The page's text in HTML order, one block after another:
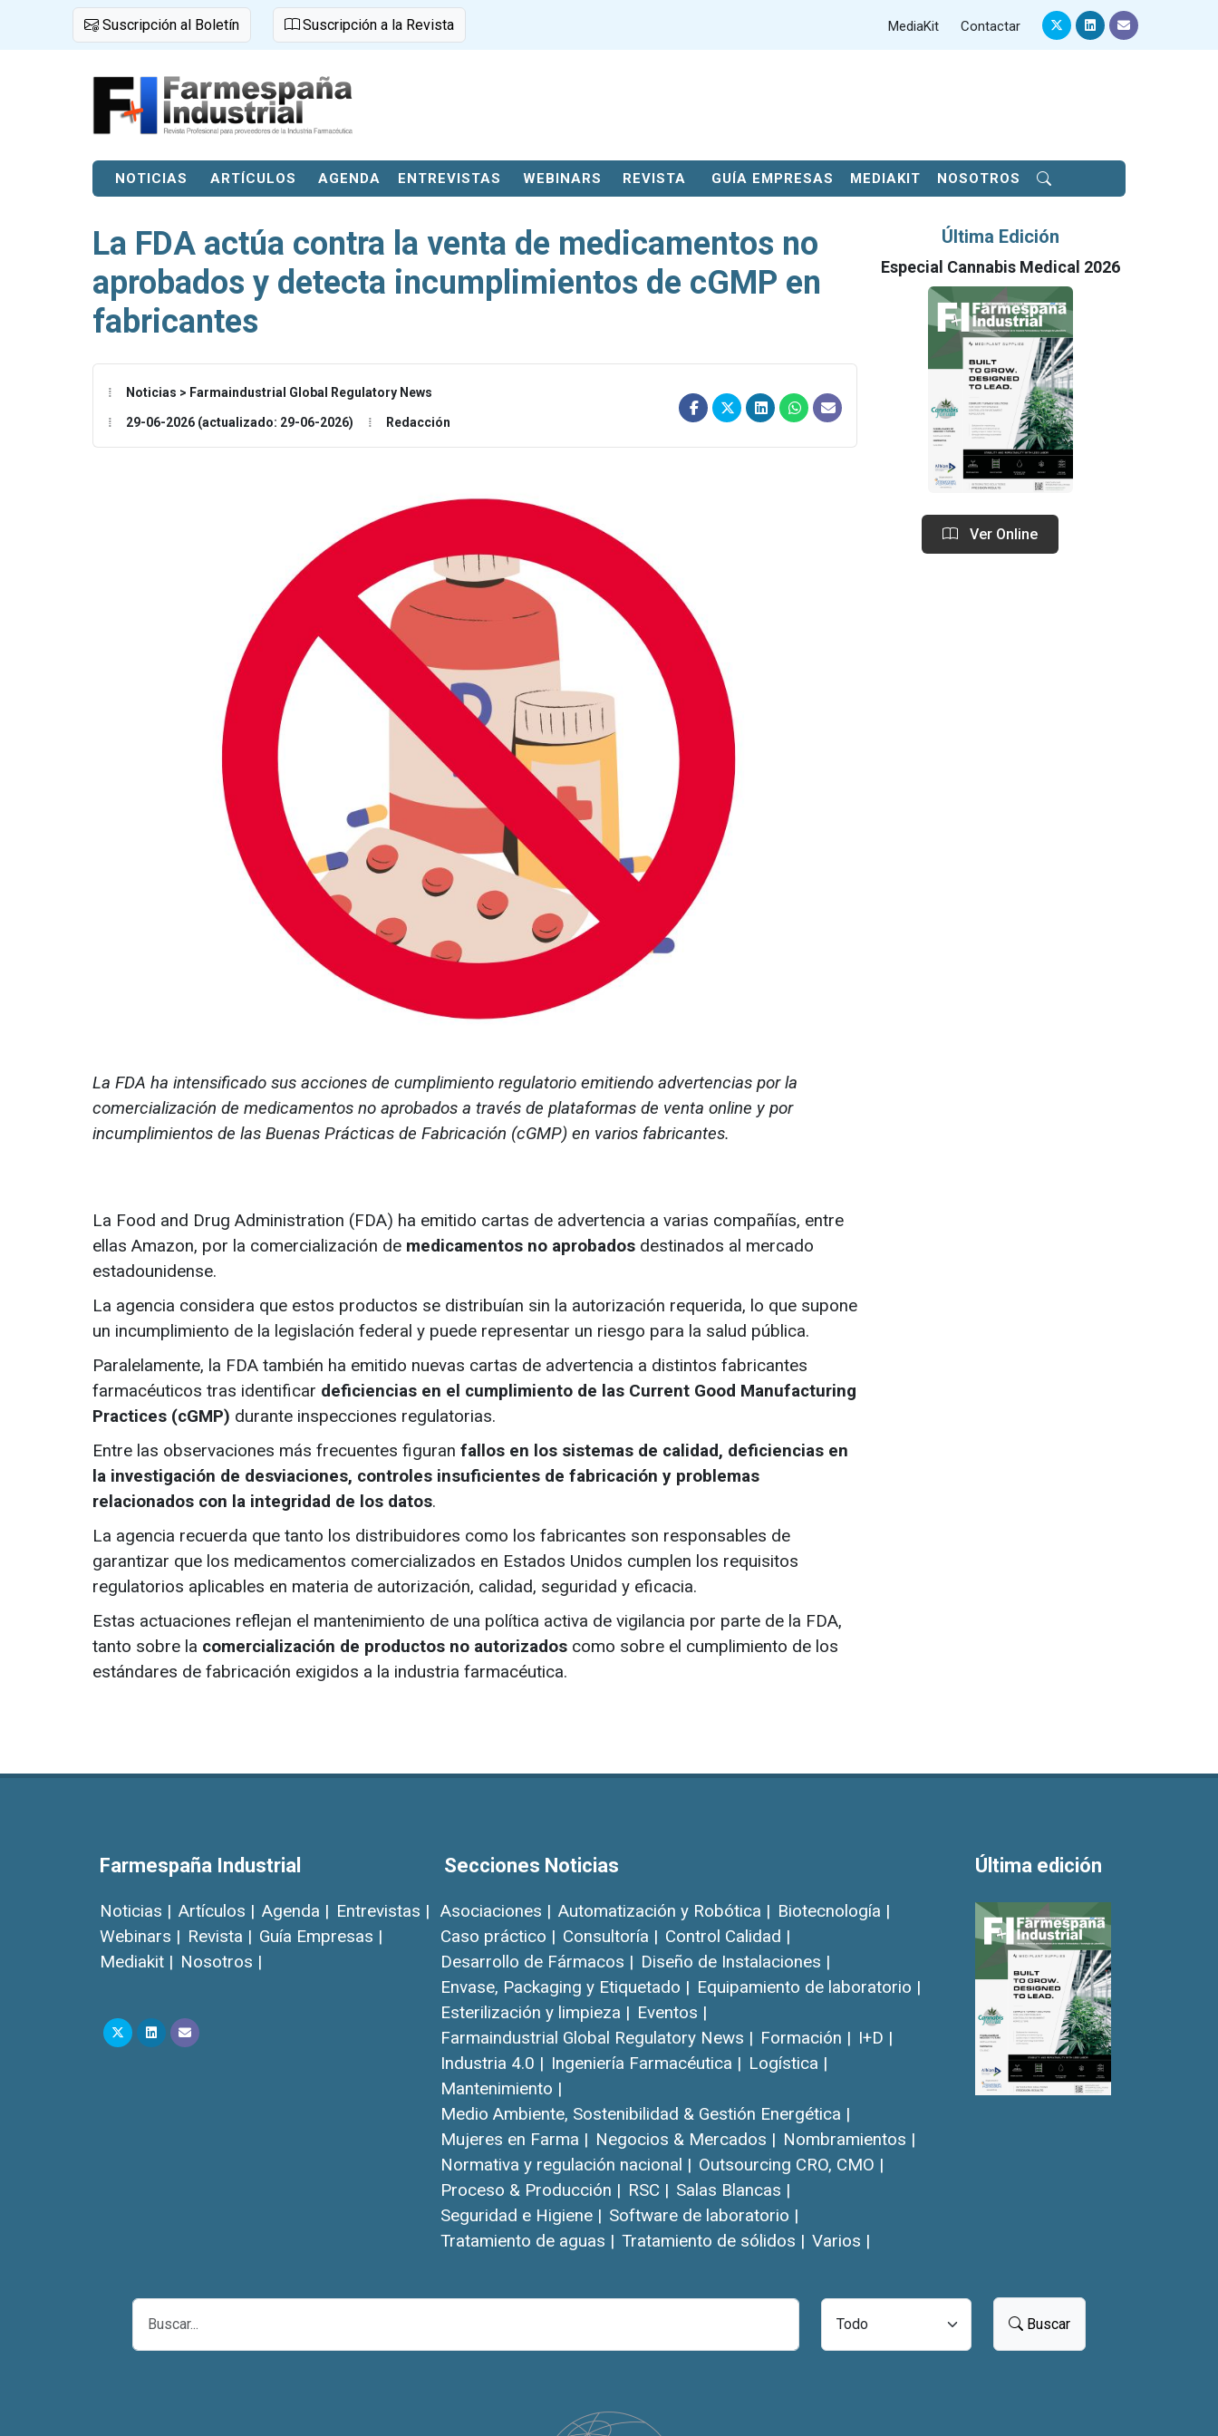
Suscripción al Boletín Suscripción a la Revista MediaKit Contactar
NOTICIAS ARTÍCULOS AGENDA ENTREVISTAS WEBINARS REVISTA GUÍA EMPRESAS MEDIAKIT NOSOTROS
La FDA actúa contra la venta de medicamentos no
aprobados y detecta incumplimientos de cGMP en
fabricantes
Noticias > Farmaindustrial Global Regulatory News
29-06-2026 (actualizado: 29-06-2026) Redacción
La FDA ha intensificado sus acciones de cumplimiento regulatorio emitiendo advertencias por la
comercialización de medicamentos no aprobados a través de plataformas de venta online y por
incumplimientos de las Buenas Prácticas de Fabricación (cGMP) en varios fabricantes.
Última Edición
Especial Cannabis Medical 2026
Ver Online
La Food and Drug Administration (FDA) ha emitido cartas de advertencia a varias compañías, entre
ellas Amazon, por la comercialización de medicamentos no aprobados destinados al mercado
estadounidense.
La agencia considera que estos productos se distribuían sin la autorización requerida, lo que supone
un incumplimiento de la legislación federal y puede representar un riesgo para la salud pública.
Paralelamente, la FDA también ha emitido nuevas cartas de advertencia a distintos fabricantes
farmacéuticos tras identificar deficiencias en el cumplimiento de las Current Good Manufacturing
Practices (cGMP) durante inspecciones regulatorias.
Entre las observaciones más frecuentes figuran fallos en los sistemas de calidad, deficiencias en
la investigación de desviaciones, controles insuficientes de fabricación y problemas
relacionados con la integridad de los datos.
La agencia recuerda que tanto los distribuidores como los fabricantes son responsables de
garantizar que los medicamentos comercializados en Estados Unidos cumplen los requisitos
regulatorios aplicables en materia de autorización, calidad, seguridad y eficacia.
Estas actuaciones reflejan el mantenimiento de una política activa de vigilancia por parte de la FDA,
tanto sobre la comercialización de productos no autorizados como sobre el cumplimiento de los
estándares de fabricación exigidos a la industria farmacéutica.
Farmespaña Industrial
Noticias | Artículos | Agenda | Entrevistas |
Webinars | Revista | Guía Empresas |
Mediakit | Nosotros |
Secciones Noticias
Asociaciones | Automatización y Robótica | Biotecnología |
Caso práctico | Consultoría | Control Calidad |
Desarrollo de Fármacos | Diseño de Instalaciones |
Envase, Packaging y Etiquetado | Equipamiento de laboratorio |
Esterilización y limpieza | Eventos |
Farmaindustrial Global Regulatory News | Formación | I+D |
Industria 4.0 | Ingeniería Farmacéutica | Logística |
Mantenimiento |
Medio Ambiente, Sostenibilidad & Gestión Energética |
Mujeres en Farma | Negocios & Mercados | Nombramientos |
Normativa y regulación nacional | Outsourcing CRO, CMO |
Proceso & Producción | RSC | Salas Blancas |
Seguridad e Higiene | Software de laboratorio |
Tratamiento de aguas | Tratamiento de sólidos | Varios |
Última edición
Buscar